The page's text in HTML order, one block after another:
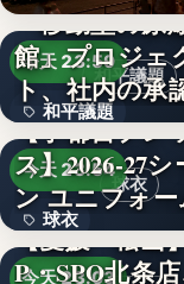
ーなど～夏…
和平議題
今天 23:59
和平議題
86.6
「移動型の原
館」プロジェ
ト、社内の承
経て始動
球衣
今天 23:54
球衣
35%
【宇都宮ブレ
ス】2026-27シ
ン ユニフォ
今天 23:03
【愛媛・松山
P・SPO北条